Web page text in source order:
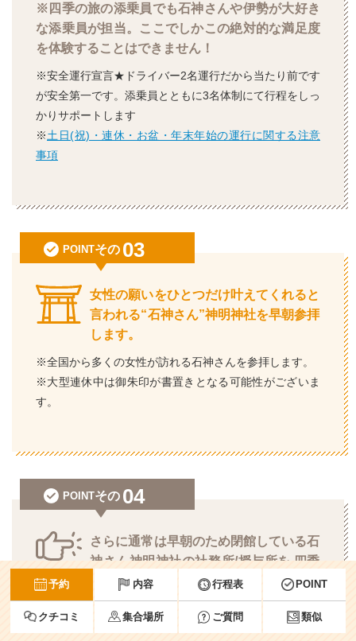
※四季の旅の添乗員でも石神さんや伊勢が大好き
な添乗員が担当。ここでしかこの絶対的な満足度
を体験することはできません！
※安全運行宣言★ドライバー2名運行だから当たり前です
が安全第一です。添乗員とともに3名体制にて行程をしっ
かりサポートします
※土日(祝)・連休・お盆・年末年始の運行に関する注意
事項
POINTその 03
女性の願いをひとつだけ叶えてくれると
言われる“石神さん”神明神社を早朝参拝
します。
※全国から多くの女性が訪れる石神さんを参拝します。
※大型連休中は御朱印が書置きとなる可能性がございま
す。
POINTその 04
さらに通常は早朝のため閉館している石
神さん神明神社の社務所/授与所を 四季
の旅のお客様のためだけに開けていただけるので
確実に御朱印やお守りを授かることが出来ます！
予約 内容 行程表 POINT
クチコミ 集合場所 ご質問 類似